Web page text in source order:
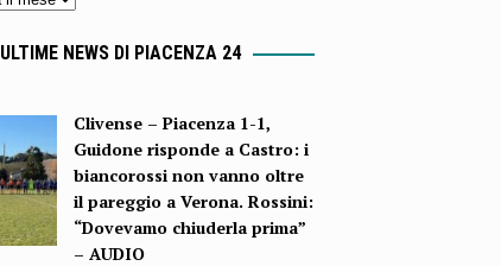
ULTIME NEWS DI PIACENZA 24
Clivense – Piacenza 1-1,
Guidone risponde a Castro: i
biancorossi non vanno oltre
il pareggio a Verona. Rossini:
“Dovevamo chiuderla prima”
– AUDIO